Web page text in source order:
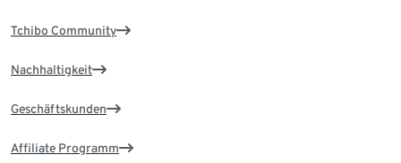
Tchibo Community
Nachhaltigkeit
Geschäftskunden
Affiliate Programm